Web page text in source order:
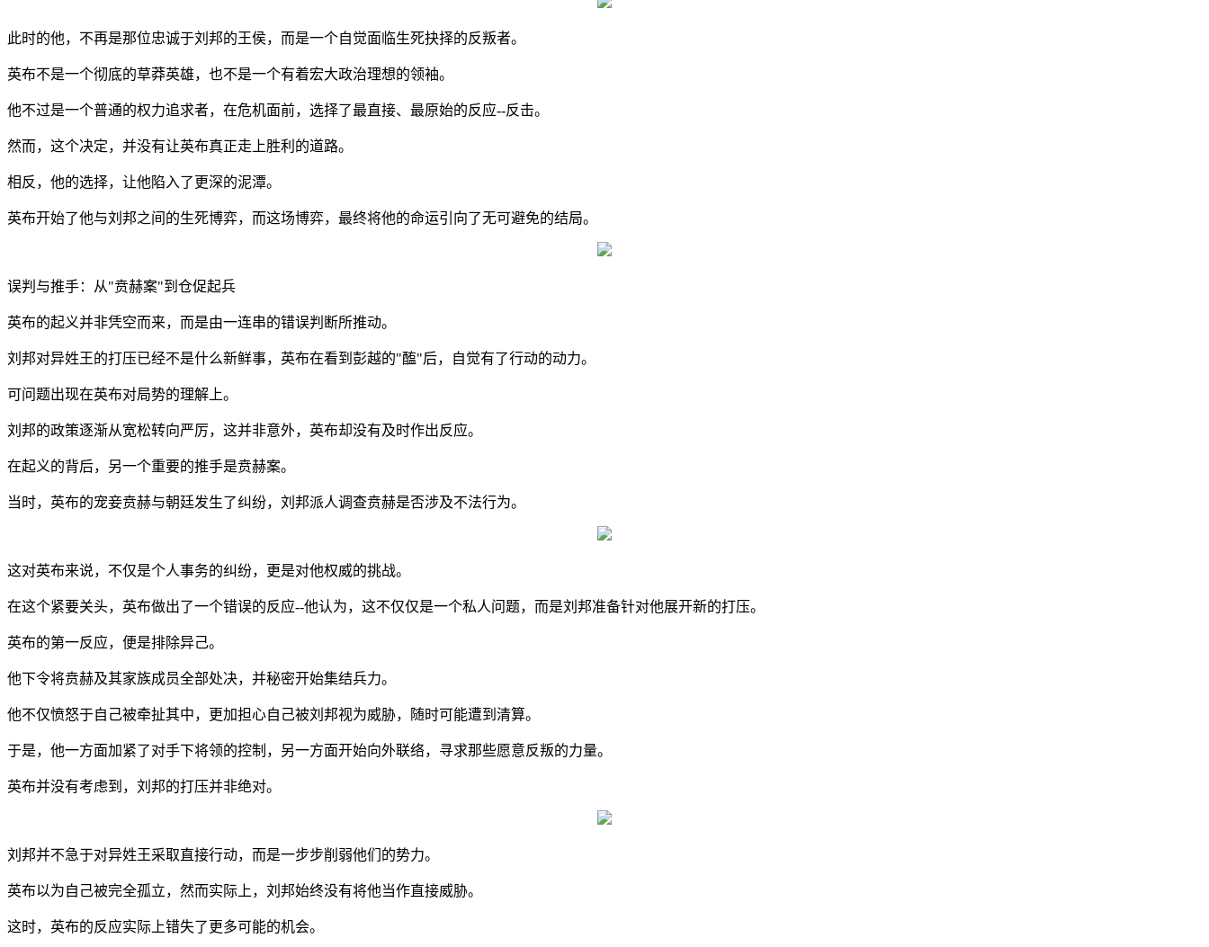
此时的他，不再是那位忠诚于刘邦的王侯，而是一个自觉面临生死抉择的反叛者。
英布不是一个彻底的草莽英雄，也不是一个有着宏大政治理想的领袖。
他不过是一个普通的权力追求者，在危机面前，选择了最直接、最原始的反应--反击。
然而，这个决定，并没有让英布真正走上胜利的道路。
相反，他的选择，让他陷入了更深的泥潭。
英布开始了他与刘邦之间的生死博弈，而这场博弈，最终将他的命运引向了无可避免的结局。
误判与推手：从"贲赫案"到仓促起兵
英布的起义并非凭空而来，而是由一连串的错误判断所推动。
刘邦对异姓王的打压已经不是什么新鲜事，英布在看到彭越的"醢"后，自觉有了行动的动力。
可问题出现在英布对局势的理解上。
刘邦的政策逐渐从宽松转向严厉，这并非意外，英布却没有及时作出反应。
在起义的背后，另一个重要的推手是贲赫案。
当时，英布的宠妾贲赫与朝廷发生了纠纷，刘邦派人调查贲赫是否涉及不法行为。
这对英布来说，不仅是个人事务的纠纷，更是对他权威的挑战。
在这个紧要关头，英布做出了一个错误的反应--他认为，这不仅仅是一个私人问题，而是刘邦准备针对他展开新的打压。
英布的第一反应，便是排除异己。
他下令将贲赫及其家族成员全部处决，并秘密开始集结兵力。
他不仅愤怒于自己被牵扯其中，更加担心自己被刘邦视为威胁，随时可能遭到清算。
于是，他一方面加紧了对手下将领的控制，另一方面开始向外联络，寻求那些愿意反叛的力量。
英布并没有考虑到，刘邦的打压并非绝对。
刘邦并不急于对异姓王采取直接行动，而是一步步削弱他们的势力。
英布以为自己被完全孤立，然而实际上，刘邦始终没有将他当作直接威胁。
这时，英布的反应实际上错失了更多可能的机会。